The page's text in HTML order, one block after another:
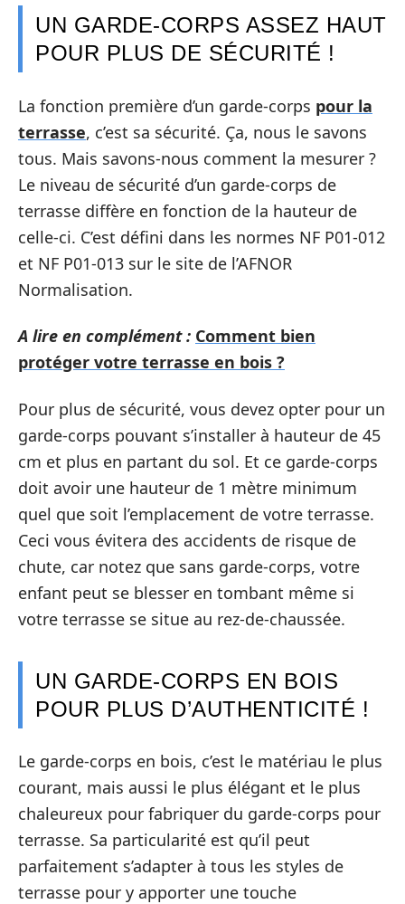
UN GARDE-CORPS ASSEZ HAUT
POUR PLUS DE SÉCURITÉ !
La fonction première d’un garde-corps pour la
terrasse, c’est sa sécurité. Ça, nous le savons
tous. Mais savons-nous comment la mesurer ?
Le niveau de sécurité d’un garde-corps de
terrasse diffère en fonction de la hauteur de
celle-ci. C’est défini dans les normes NF P01-012
et NF P01-013 sur le site de l’AFNOR
Normalisation.
A lire en complément : Comment bien
protéger votre terrasse en bois ?
Pour plus de sécurité, vous devez opter pour un
garde-corps pouvant s’installer à hauteur de 45
cm et plus en partant du sol. Et ce garde-corps
doit avoir une hauteur de 1 mètre minimum
quel que soit l’emplacement de votre terrasse.
Ceci vous évitera des accidents de risque de
chute, car notez que sans garde-corps, votre
enfant peut se blesser en tombant même si
votre terrasse se situe au rez-de-chaussée.
UN GARDE-CORPS EN BOIS
POUR PLUS D’AUTHENTICITÉ !
Le garde-corps en bois, c’est le matériau le plus
courant, mais aussi le plus élégant et le plus
chaleureux pour fabriquer du garde-corps pour
terrasse. Sa particularité est qu’il peut
parfaitement s’adapter à tous les styles de
terrasse pour y apporter une touche